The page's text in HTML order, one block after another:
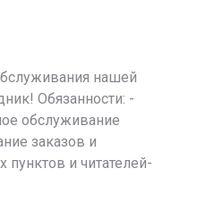
нашей
Обязанности: -
обслуживание
заказов и
и читателей-